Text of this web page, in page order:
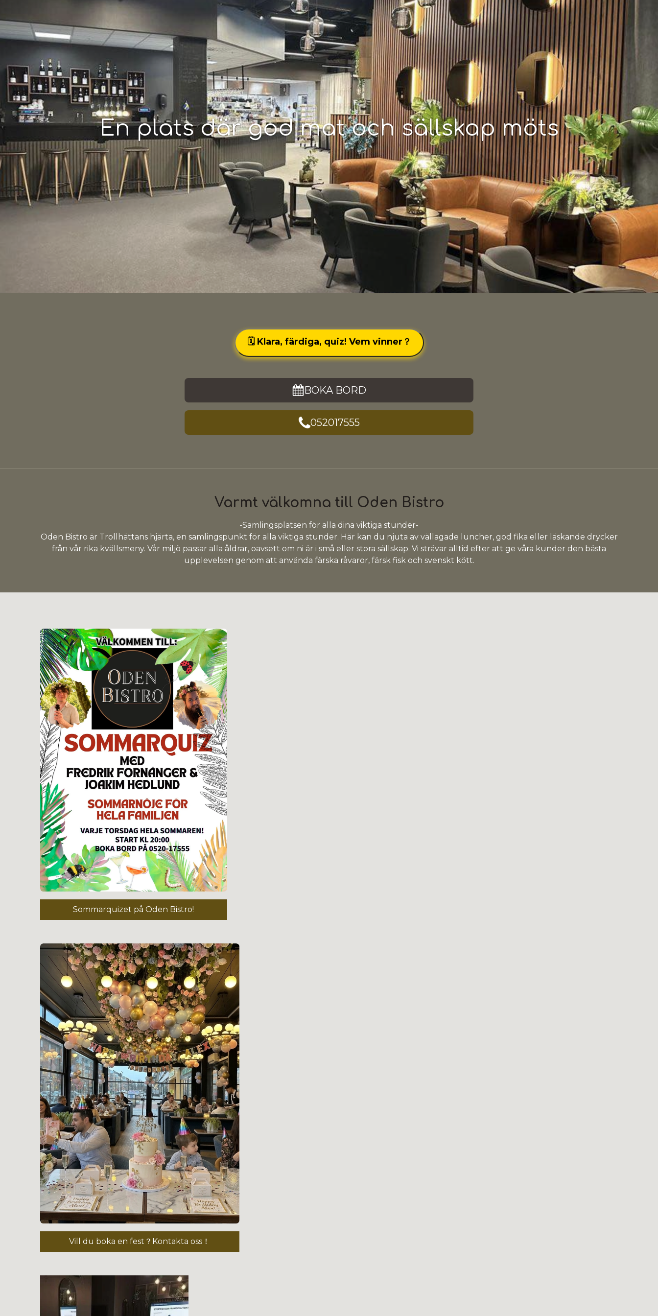
En plats där god mat och sällskap möts
🗓 Klara, färdiga, quiz! Vem vinner？
BOKA BORD
052017555
Varmt välkomna till Oden Bistro
-Samlingsplatsen för alla dina viktiga stunder-
Oden Bistro är Trollhättans hjärta, en samlingspunkt för alla viktiga stunder. Här kan du njuta av vällagade luncher, god fika eller läskande drycker
från vår rika kvällsmeny. Vår miljö passar alla åldrar, oavsett om ni är i små eller stora sällskap. Vi strävar alltid efter att ge våra kunder den bästa
upplevelsen genom att använda färska råvaror, färsk fisk och svenskt kött.
Sommarquizet på Oden Bistro!
Vill du boka en fest？Kontakta oss！